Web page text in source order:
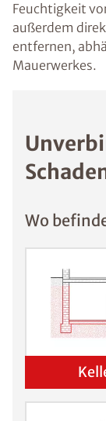
Feuchtigkeit
außerdem
entfernen,
Mauerwerkes.
Wo